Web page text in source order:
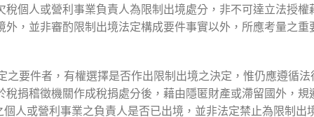
個人或營利事業負責人為限制出境處分，非不可達立法授
，並非審酌限制出境法定構成要件事實以外，所應考量之
要件者，有權選擇是否作出限制出境之決定，惟仍應遵循
捐稽徵機關作成稅捐處分後，藉由隱匿財產或滯留國外，
人或營利事業之負責人是否已出境，並非法定禁止為限制出